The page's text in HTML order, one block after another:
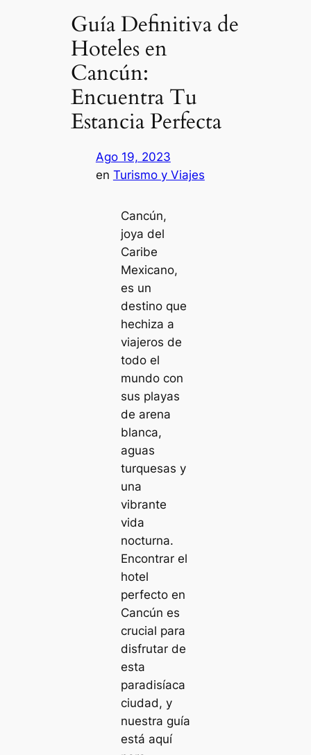
Guía Definitiva de
Hoteles en
Cancún:
Encuentra Tu
Estancia Perfecta
Ago 19, 2023
en Turismo y Viajes
Cancún,
joya del
Caribe
Mexicano,
es un
destino que
hechiza a
viajeros de
todo el
mundo con
sus playas
de arena
blanca,
aguas
turquesas y
una
vibrante
vida
nocturna.
Encontrar el
hotel
perfecto en
Cancún es
crucial para
disfrutar de
esta
paradisíaca
ciudad, y
nuestra guía
está aquí